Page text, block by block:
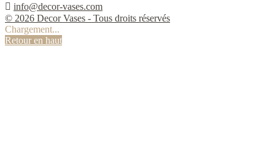
 info@decor-vases.com
© 2026 Decor Vases - Tous droits réservés
Chargement...
Retour en haut